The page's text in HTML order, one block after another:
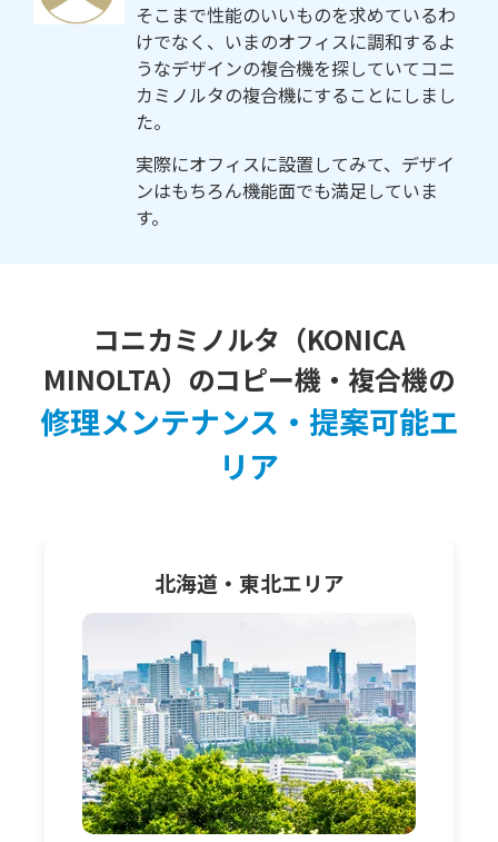
そこまで性能のいいものを求めているわ
けでなく、いまのオフィスに調和するよ
うなデザインの複合機を探していてコニ
カミノルタの複合機にすることにしまし
た。
実際にオフィスに設置してみて、デザイ
ンはもちろん機能面でも満足していま
す。
コニカミノルタ（KONICA
MINOLTA）のコピー機・複合機の
修理メンテナンス・提案可能エ
リア
北海道・東北エリア